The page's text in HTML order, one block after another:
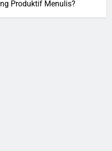
Produktif Menulis?